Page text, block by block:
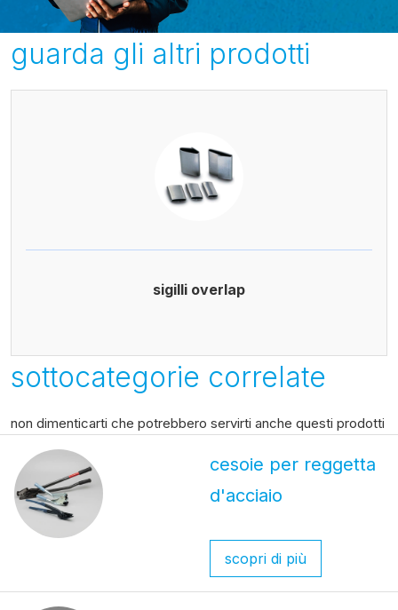
guarda gli altri prodotti
sigilli overlap
sottocategorie correlate
non dimenticarti che potrebbero servirti anche questi prodotti
cesoie per reggetta
d'acciaio
scopri di più